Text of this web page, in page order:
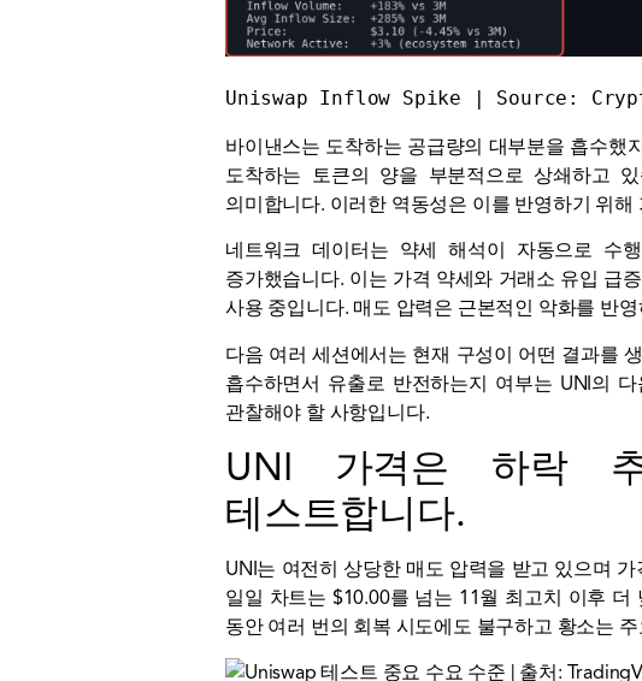
Uniswap Inflow Spike | Source:
바이낸스는 도착하는 공급량의 대부분을 흡수했
도착하는 토큰의 양을 부분적으로 상쇄하고
의미합니다. 이러한 역동성은 이를 반영하기 위
네트워크 데이터는 약세 해석이 자동으로 수
증가했습니다. 이는 가격 약세와 거래소 유입 급
사용 중입니다. 매도 압력은 근본적인 악화를 반
다음 여러 세션에서는 현재 구성이 어떤 결과를
흡수하면서 유출로 반전하는지 여부는 UNI의
관찰해야 할 사항입니다.
UNI 가격은 하락
테스트합니다.
UNI는 여전히 상당한 매도 압력을 받고 있으며
일일 차트는 $10.00를 넘는 11월 최고치 이후
동안 여러 번의 회복 시도에도 불구하고 황소는